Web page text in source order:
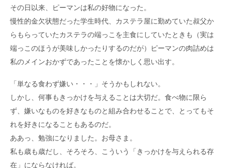
その日以来、ピーマンは私の好物になった。
慢性的金欠状態だった学生時代、カステラ屋に勤めていた叔父か
らもらっていたカステラの端っこを主食にしていたときも（実は
端っこのほうが美味しかったりするのだが）ピーマンの肉詰めは
私のメインおかずであったことを懐かしく思い出す。
「単なる食わず嫌い・・・」そうかもしれない。
しかし、何事もきっかけを与えることは大切だ。食べ物に限ら
ず、嫌いなものを好きなものと組み合わせることで、とってもそ
れを好きになることもあるのだ。
ああっ、勉強になりました。お母さま。
私も歳も歳だし、そろそろ、こういう「きっかけを与えられる存
在」にならなければ。